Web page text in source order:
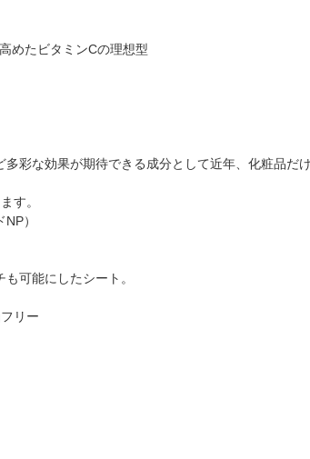
めたビタミンCの理想型
彩な効果が期待できる成分として近年、化粧品だ
す。
）
可能にしたシート。
リー